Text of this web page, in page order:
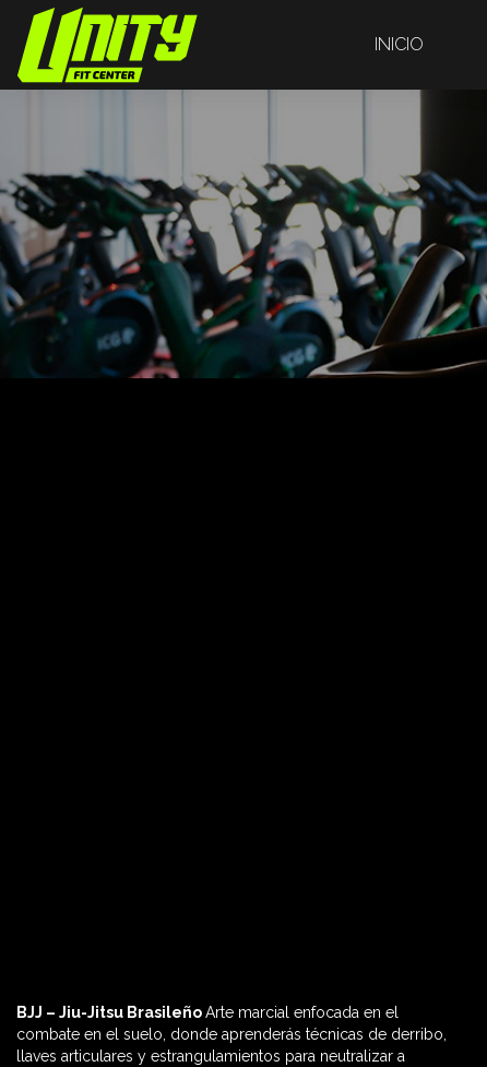
INICIO
 60 MIN
BJJ – Jiu-Jitsu BrasileñoArte marcial enfocada en el
combate en el suelo, donde aprenderás técnicas de derribo,
llaves articulares y estrangulamientos para neutralizar a